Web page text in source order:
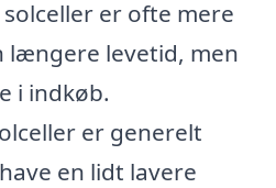
er ofte mere
længere levetid, men
i indkøb.
er generelt
en lidt lavere